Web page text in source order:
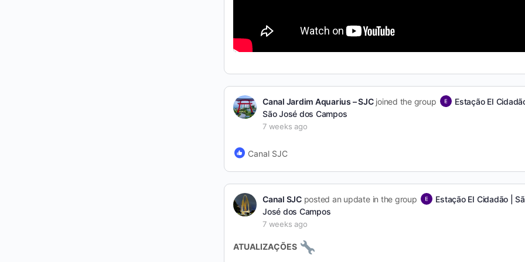
Canal Jardim Aquarius – SJCjoined the group
Estação EI
São José dos Campos
7 weeks ago
Canal SJC
Canal SJCposted an update in the group
Estação EI Cidadão |
José dos Campos
7 weeks ago
ATUALIZAÇÕES